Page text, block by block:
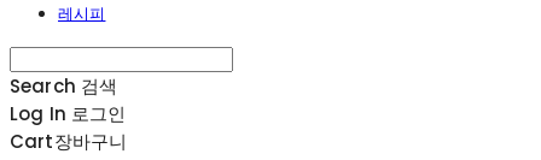
레시피
Search 검색
Log In 로그인
Cart장바구니